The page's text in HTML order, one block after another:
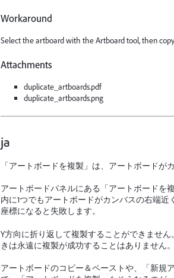
Workaround
Select the artboard with the Artboard tool, then
Attachments
duplicate_artboards.pdf
duplicate_artboards.png
ja
「アートボードを複製」は、アートボードが
アートボードパネルにある「アートボードを
内に1つでもアートボードがカンバスの右端
座標になると失敗します。
Y方向に折り返して複製することができませ
きは永遠に複製が成功することはありません。
アートボードのコピー＆ペーストや、「新規